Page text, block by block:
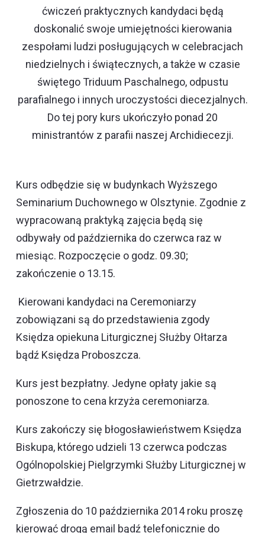
ćwiczeń praktycznych kandydaci będą
doskonalić swoje umiejętności kierowania
zespołami ludzi posługujących w celebracjach
niedzielnych i świątecznych, a także w czasie
świętego Triduum Paschalnego, odpustu
parafialnego i innych uroczystości diecezjalnych.
Do tej pory kurs ukończyło ponad 20
ministrantów z parafii naszej Archidiecezji.
Kurs odbędzie się w budynkach Wyższego
Seminarium Duchownego w Olsztynie. Zgodnie z
wypracowaną praktyką zajęcia będą się
odbywały od października do czerwca raz w
miesiąc. Rozpoczęcie o godz. 09.30;
zakończenie o 13.15.
Kierowani kandydaci na Ceremoniarzy
zobowiązani są do przedstawienia zgody
Księdza opiekuna Liturgicznej Służby Ołtarza
bądź Księdza Proboszcza.
Kurs jest bezpłatny. Jedyne opłaty jakie są
ponoszone to cena krzyża ceremoniarza.
Kurs zakończy się błogosławieństwem Księdza
Biskupa, którego udzieli 13 czerwca podczas
Ogólnopolskiej Pielgrzymki Służby Liturgicznej w
Gietrzwałdzie.
Zgłoszenia do 10 października 2014 roku proszę
kierować drogą email bądź telefonicznie do